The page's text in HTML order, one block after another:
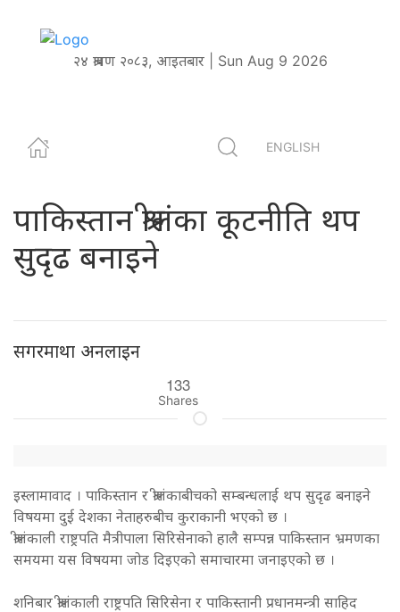
२४ श्रावण २०८३, आइतबार | Sun Aug 9 2026
ENGLISH
पाकिस्तान श्रीलंका कूटनीति थप
सुदृढ बनाइने
सगरमाथा अनलाइन
133
Shares
इस्लामावाद । पाकिस्तान र श्रीलंकाबीचको सम्बन्धलाई थप सुदृढ बनाइने
विषयमा दुई देशका नेताहरुबीच कुराकानी भएको छ ।
श्रीलंकाली राष्ट्रपति मैत्रीपाला सिरिसेनाको हालै सम्पन्न पाकिस्तान भ्रमणका
समयमा यस विषयमा जोड दिइएको समाचारमा जनाइएको छ ।
शनिबार श्रीलंकाली राष्ट्रपति सिरिसेना र पाकिस्तानी प्रधानमन्त्री साहिद